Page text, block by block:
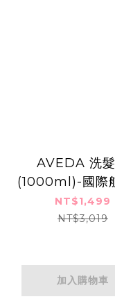
AVEDA 洗
(1000ml)-國際
+ 壓頭附禮袋
NT$1,499
NT$3,019
加入購物車